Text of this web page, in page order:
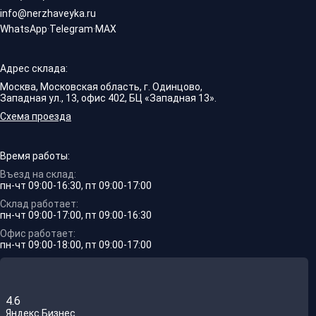
info@nerzhaveyka.ru
WhatsApp·Telegram·MAX
Адрес склада:
Москва, Московская область, г. Одинцово,
Западная ул., 13, офис 402, БЦ «Западная 13».
Схема проезда
Время работы:
Въезд на склад:
пн-чт 09:00-16:30, пт 09:00-17:00
Склад работает:
пн-чт 09:00-17:00, пт 09:00-16:30
Офис работает:
пн-чт 09:00-18:00, пт 09:00-17:00
4.6
Яндекс.Бизнес